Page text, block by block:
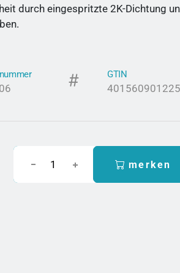
durch eingespritzte 2K-Dichtung
GTIN
merken